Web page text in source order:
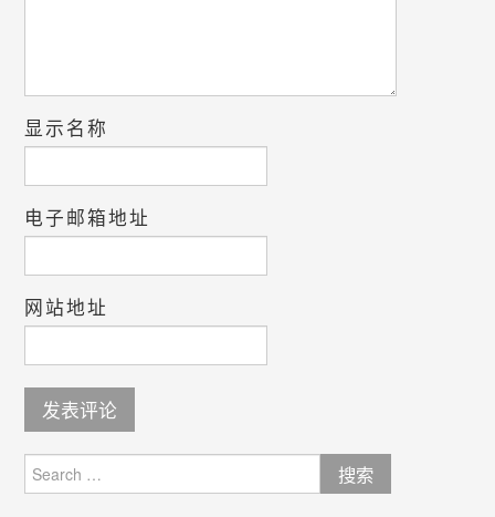
显示名称
电子邮箱地址
网站地址
for: